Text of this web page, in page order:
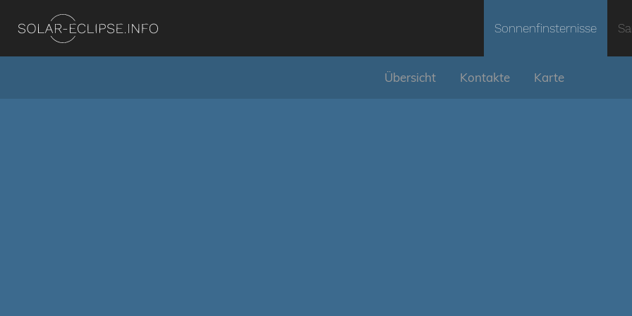
Sonnenfinsternisse
Übersicht Kontakte Karte